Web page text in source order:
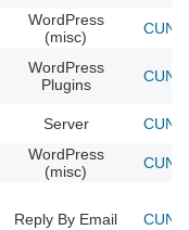
WordPress
(misc)
WordPress
Plugins
Server
WordPress
(misc)
Reply By Email